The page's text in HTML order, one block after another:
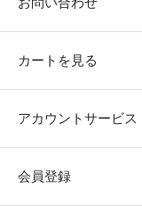
カートを見る
アカウントサービス
会員登録